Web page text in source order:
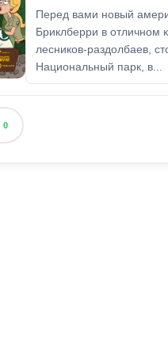
Перед вами новый
Бриклберри в отличном
лесников-раздолбаев,
Национальный парк, в...
0